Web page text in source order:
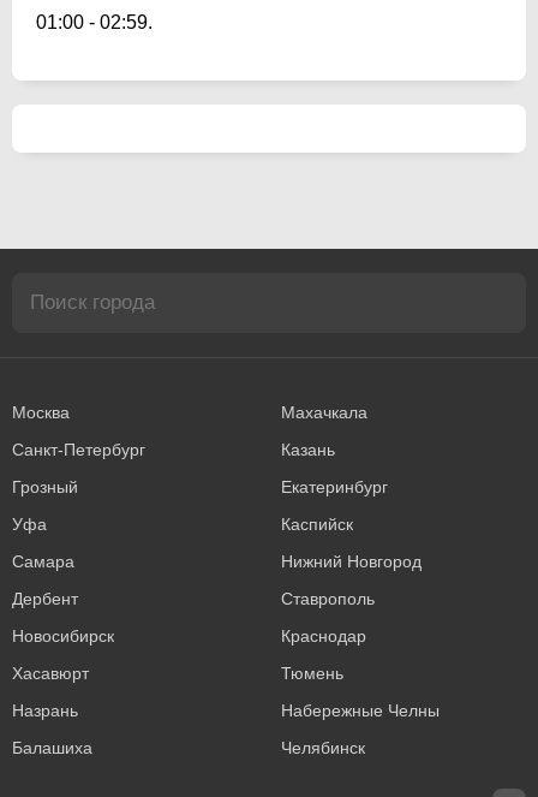
01:00 - 02:59.
Москва
Махачкала
Санкт-Петербург
Казань
Грозный
Екатеринбург
Уфа
Каспийск
Самара
Нижний Новгород
Дербент
Ставрополь
Новосибирск
Краснодар
Хасавюрт
Тюмень
Назрань
Набережные Челны
Балашиха
Челябинск